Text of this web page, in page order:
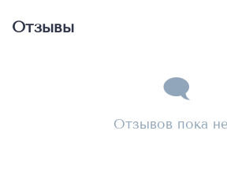
Отзывы
Отзывов пока